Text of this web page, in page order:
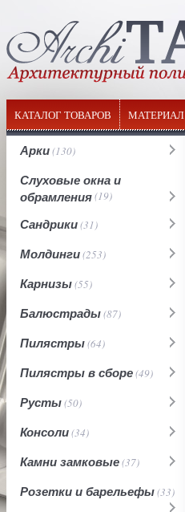
КАТАЛОГ ТОВАРОВ МАТЕРИАЛ
Арки(130)
Слуховые окна и
обрамления(19)
Сандрики(31)
Молдинги(253)
Карнизы(55)
Балюстрады(87)
Пилястры(64)
Пилястры в сборе(49)
Русты(50)
Консоли(34)
Камни замковые(37)
Розетки и барельефы(33)